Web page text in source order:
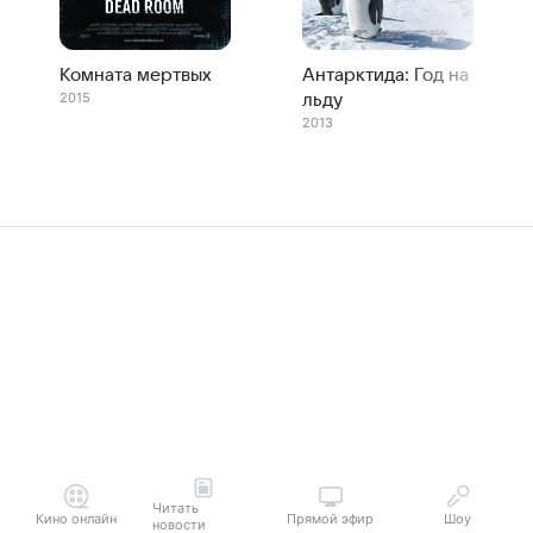
Комната мертвых
2015
Антарктида: Год на
льду
2013
Кино онлайн
Читать
новости
Прямой эфир Шоу